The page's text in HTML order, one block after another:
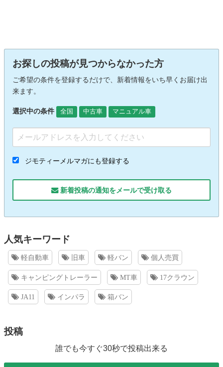
お探しの投稿が見つからなかった方
ご希望の条件を登録するだけで、新着情報をいち早くお届け出
来ます。
選択中の条件 全国 中古車 マニュアル車
ジモティーメルマガにも登録する
新着投稿の通知をメールで受け取る
人気キーワード
軽自動車 旧車 軽バン 個人売買
キャンピングトレーラー MT車 17クラウン
JA11 インパラ 箱バン
投稿
誰でも今すぐ30秒で投稿出来る